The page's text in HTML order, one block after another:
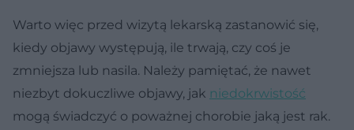
Warto więc przed wizytą lekarską zastanowić się,
kiedy objawy występują, ile trwają, czy coś je
zmniejsza lub nasila. Należy pamiętać, że nawet
niezbyt dokuczliwe objawy, jak niedokrwistość
mogą świadczyć o poważnej chorobie jaką jest rak.